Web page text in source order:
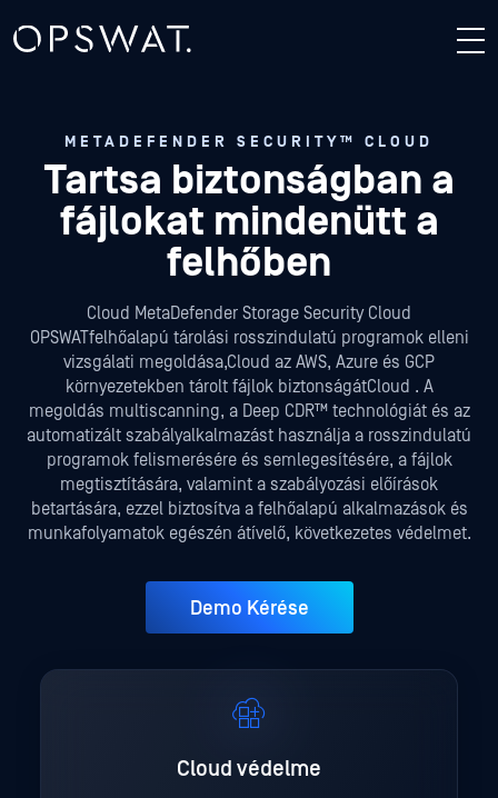
METADEFENDER SECURITY™ CLOUD
Tartsa biztonságban a
fájlokat mindenütt a
felhőben
Cloud MetaDefender Storage Security Cloud
OPSWATfelhőalapú tárolási rosszindulatú programok elleni
vizsgálati megoldása,Cloud az AWS, Azure és GCP
környezetekben tárolt fájlok biztonságátCloud . A
megoldás multiscanning, a Deep CDR™ technológiát és az
automatizált szabályalkalmazást használja a rosszindulatú
programok felismerésére és semlegesítésére, a fájlok
megtisztítására, valamint a szabályozási előírások
betartására, ezzel biztosítva a felhőalapú alkalmazások és
munkafolyamatok egészén átívelő, következetes védelmet.
Demo Kérése
Cloud védelme